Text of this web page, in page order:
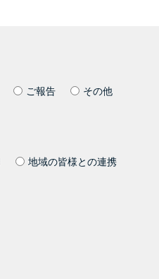
ご報告 その他
地域の皆様との連携